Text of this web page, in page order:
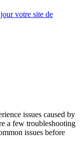
votre site de
issues caused by
a few troubleshooting
issues before